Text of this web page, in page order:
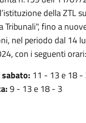
della ZTL
Tribunali", fino a
nel periodo dal 14
con i seguenti orari:
11 - 13 e 18 -
9 - 13 e 18 - 3